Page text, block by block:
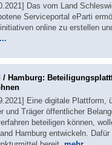
Das vom Land
Serviceportal eParti
online zu erstellen
/ Hamburg:
Eine digitale Plattform,
und Träger öffentlicher
beteiligen können,
Hamburg entwickeln. Dafür